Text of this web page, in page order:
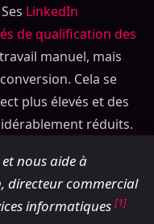
LinkedIn
de qualification des
manuel, mais
Cela se
plus élevés et des
réduits.
nous aide à
directeur commercial
informatiques [1]